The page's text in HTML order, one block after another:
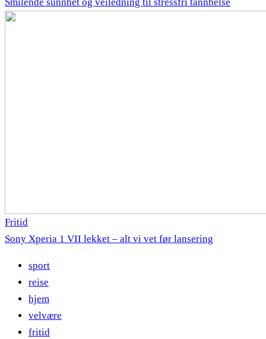
Smilende sunnhet og veiledning til stressfri tannhelse
Fritid
Sony Xperia 1 VII lekket – alt vi vet før lansering
sport
reise
hjem
velvære
fritid